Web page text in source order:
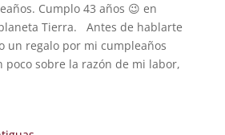
Cumplo 43 años 😉 en
Tierra. Antes de hablarte
un regalo por mi cumpleaños
sobre la razón de mi labor,